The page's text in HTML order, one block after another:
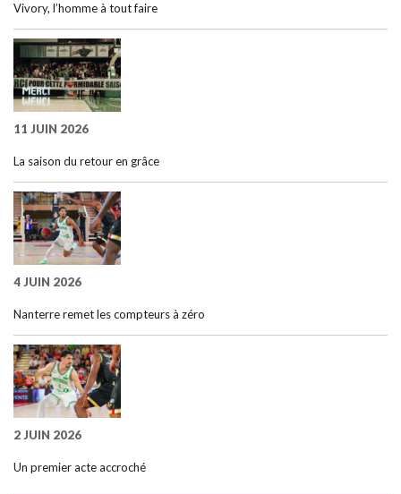
Vivory, l’homme à tout faire
11 JUIN 2026
La saison du retour en grâce
4 JUIN 2026
Nanterre remet les compteurs à zéro
2 JUIN 2026
Un premier acte accroché